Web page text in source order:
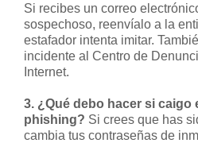
Si recibes un correo
sospechoso, reenvíalo a la
estafador intenta imitar.
incidente al Centro de
Internet.
3. ¿Qué debo hacer si caigo
phishing? Si crees que has
cambia tus contraseñas de